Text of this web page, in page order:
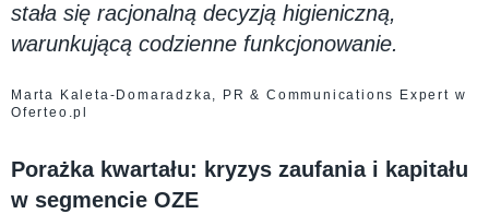
stała się racjonalną decyzją higieniczną,
warunkującą codzienne funkcjonowanie.
Marta Kaleta-Domaradzka, PR & Communications Expert w
Oferteo.pl
Porażka kwartału: kryzys zaufania i kapitału
w segmencie OZE